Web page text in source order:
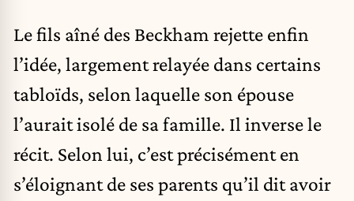
Le fils aîné des Beckham rejette enfin
l’idée, largement relayée dans certains
tabloïds, selon laquelle son épouse
l’aurait isolé de sa famille. Il inverse le
récit. Selon lui, c’est précisément en
s’éloignant de ses parents qu’il dit avoir